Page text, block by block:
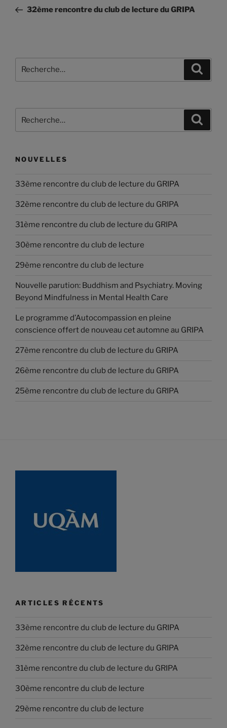
l’article
précédent
32ème rencontre du club de lecture du GRIPA
pour
NOUVELLES
33ème rencontre du club de lecture du GRIPA
32ème rencontre du club de lecture du GRIPA
31ème rencontre du club de lecture du GRIPA
30ème rencontre du club de lecture
29ème rencontre du club de lecture
Nouvelle parution: Buddhism and Psychiatry. Moving
Beyond Mindfulness in Mental Health Care
Le programme d’Autocompassion en pleine
conscience offert de nouveau cet automne au GRIPA
27ème rencontre du club de lecture du GRIPA
26ème rencontre du club de lecture du GRIPA
25ème rencontre du club de lecture du GRIPA
ARTICLES RÉCENTS
33ème rencontre du club de lecture du GRIPA
32ème rencontre du club de lecture du GRIPA
31ème rencontre du club de lecture du GRIPA
30ème rencontre du club de lecture
29ème rencontre du club de lecture